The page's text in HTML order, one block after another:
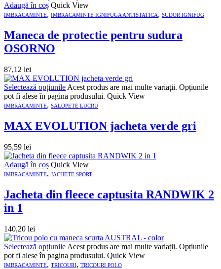
Adaugă în coș Quick View
IMBRACAMINTE, IMBRACAMINTE IGNIFUGA ANTISTATICA, SUDOR IGNIFUG
Maneca de protectie pentru sudura
OSORNO
87,12 lei
Selectează opțiunile Acest produs are mai multe variații. Opțiunile
pot fi alese în pagina produsului. Quick View
IMBRACAMINTE, SALOPETE LUCRU
MAX EVOLUTION jacheta verde gri
95,59 lei
Adaugă în coș Quick View
IMBRACAMINTE, JACHETE SPORT
Jacheta din fleece captusita RANDWIK 2
in 1
140,20 lei
Selectează opțiunile Acest produs are mai multe variații. Opțiunile
pot fi alese în pagina produsului. Quick View
IMBRACAMINTE, TRICOURI, TRICOURI POLO